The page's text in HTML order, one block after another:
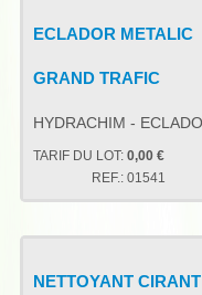
ECLADOR METALIC
GRAND TRAFIC
HYDRACHIM -
TARIF DU LOT: 0,00 €
REF.: 01541
NETTOYANT